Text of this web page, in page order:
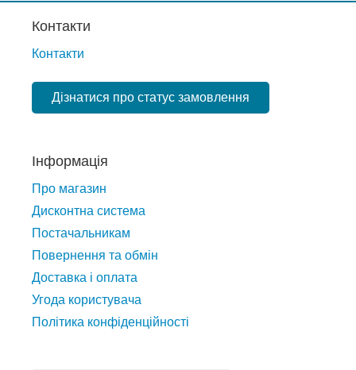
Контакти
Контакти
Дізнатися про статус замовлення
Інформація
Про магазин
Дисконтна система
Постачальникам
Повернення та обмін
Доставка і оплата
Угода користувача
Політика конфіденційності